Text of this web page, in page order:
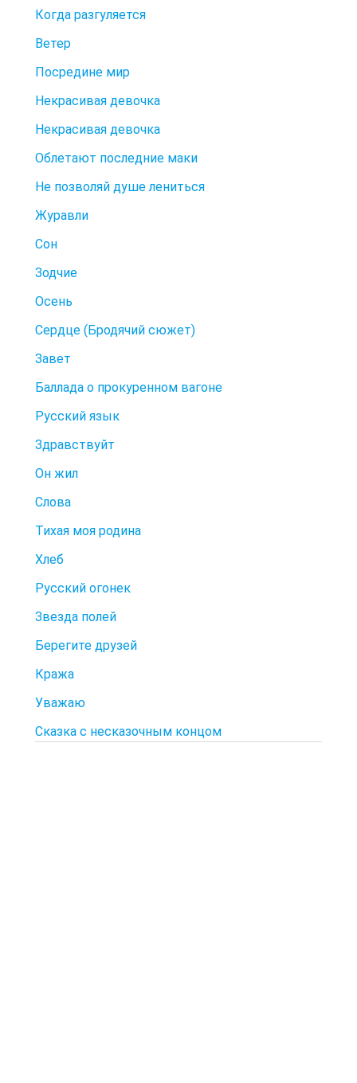
Когда разгуляется
Ветер
Посредине мир
Некрасивая девочка
Некрасивая девочка
Облетают последние маки
Не позволяй душе лениться
Журавли
Сон
Зодчие
Осень
Сердце (Бродячий сюжет)
Завет
Баллада о прокуренном вагоне
Русский язык
Здравствуйт
Он жил
Слова
Тихая моя родина
Хлеб
Русский огонек
Звезда полей
Берегите друзей
Кража
Уважаю
Сказка с несказочным концом